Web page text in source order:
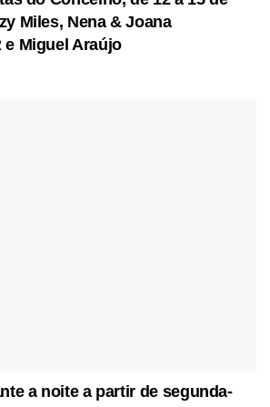
Miles, Nena & Joana
e Miguel Araújo
a noite a partir de segunda-